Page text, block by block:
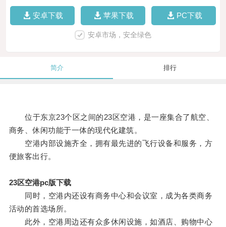
安卓下载 苹果下载 PC下载
安卓市场，安全绿色
简介 排行
位于东京23个区之间的23区空港，是一座集合了航空、
商务、休闲功能于一体的现代化建筑。
空港内部设施齐全，拥有最先进的飞行设备和服务，方
便旅客出行。
23区空港pc版下载
同时，空港内还设有商务中心和会议室，成为各类商务
活动的首选场所。
此外，空港周边还有众多休闲设施，如酒店、购物中心